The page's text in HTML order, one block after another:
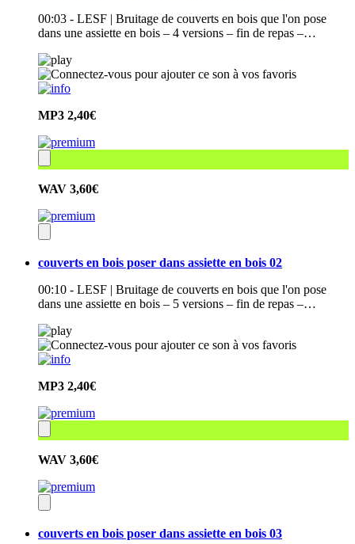
00:03 - LESF | Bruitage de couverts en bois que l'on pose
dans une assiette en bois – 4 versions – fin de repas –…
MP3 2,40€
WAV 3,60€
couverts en bois poser dans assiette en bois 02
00:10 - LESF | Bruitage de couverts en bois que l'on pose
dans une assiette en bois – 5 versions – fin de repas –…
MP3 2,40€
WAV 3,60€
couverts en bois poser dans assiette en bois 03